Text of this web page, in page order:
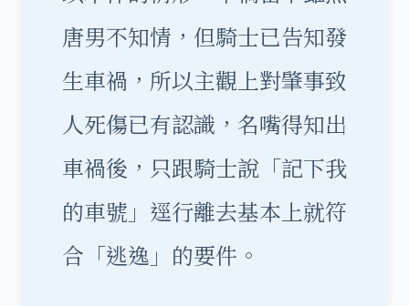
唐男不知情，但騎士已告知發
生車禍 ，所以主觀上對肇事致
人死傷已有認識，名嘴得知出
車禍後，只跟騎士說「記下我
的車號」逕行離去基本上就符
合「逃逸」的要件。